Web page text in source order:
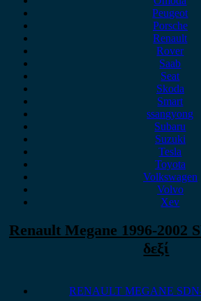
Peugeot
Porsche
Renault
Rover
Saab
Seat
Skoda
Smart
ssangyong
Subaru
Suzuki
Tesla
Toyota
Volkswagen
Volvo
Xev
Renault Megane 1996-2002
δεξί
RENAULT MEGANE